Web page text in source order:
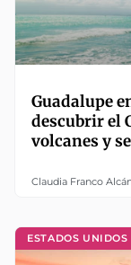
Guadalupe
descubrir el
volcanes y
Claudia Franco
ESTADOS UNIDOS